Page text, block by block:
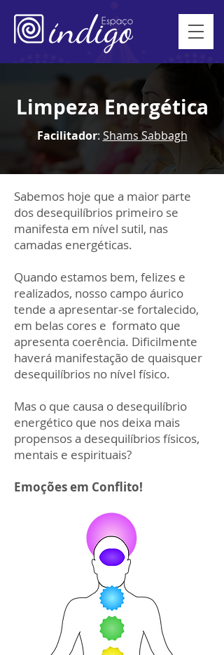
Limpeza Energética
Facilitador: Shams Sabbagh
Sabemos hoje que a maior parte
dos desequilíbrios primeiro se
manifesta em nível sutil, nas
camadas energéticas.
Quando estamos bem, felizes e
realizados, nosso campo áurico
tende a apresentar-se fortalecido,
em belas cores e formato que
apresenta coerência. Dificilmente
haverá manifestação de quaisquer
desequilíbrios no nível físico.
Mas o que causa o desequilíbrio
energético que nos deixa mais
propensos a desequilíbrios físicos,
mentais e espirituais?
Emoções em Conflito!